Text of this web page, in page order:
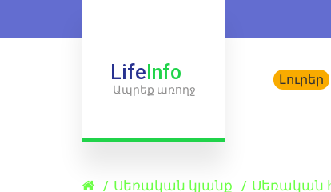
Լուրեր
LifeInfo
Ապրեք առողջ
Սեռական կյանք Սեռական